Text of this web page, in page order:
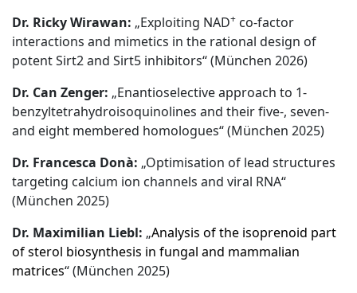
Dr. Ricky Wirawan: „Exploiting NAD+ co-factor
interactions and mimetics in the rational design of
potent Sirt2 and Sirt5 inhibitors“ (München 2026)
Dr. Can Zenger: „Enantioselective approach to 1-
benzyltetrahydroisoquinolines and their five-, seven-
and eight membered homologues“ (München 2025)
Dr. Francesca Donà: „Optimisation of lead structures
targeting calcium ion channels and viral RNA“
(München 2025)
Dr. Maximilian Liebl: „Analysis ofthe isoprenoid part
ofsterol biosynthesis in fungal and mammalian
matrices“ (München 2025)